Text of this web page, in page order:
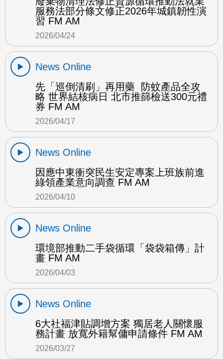
服務法部分條文修正2026年城鎮韌性演
習 FM AM
2026/04/24
News Online
先「巡倒清刷」再用藥 防蚊產品全攻
略 世界結核病日 北市推篩檢送300元禮
券 FM AM
2026/04/17
News Online
因應中東衝突民生安定專案上班族前進
綠領產業意向調查 FM AM
2026/04/10
News Online
環境部推動二手袋循環「袋袋箱傳」計
畫 FM AM
2026/04/03
News Online
6大社福津貼調增方案 獨居老人關懷服
務計畫 放寬外籍幫傭申請條件 FM AM
2026/03/27